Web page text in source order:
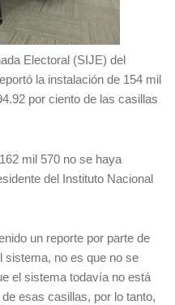
Electoral (SIJE) del
la instalación de 154 mil
por ciento de las casillas
mil 570 no se haya
del Instituto Nacional
un reporte por parte de
sistema, no es que no se
el sistema todavía no está
esas casillas, por lo tanto,